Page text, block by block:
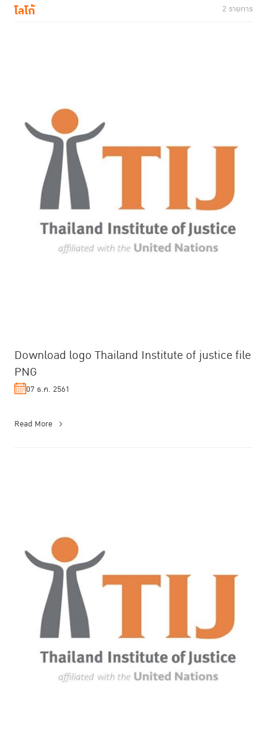
โลโก้ 2 รายการ
Download logo Thailand Institute of justice file
PNG
07 ธ.ค. 2561
Read More